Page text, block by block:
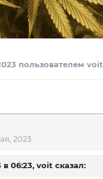
пользователем voit
2023
06:23, voit сказал: